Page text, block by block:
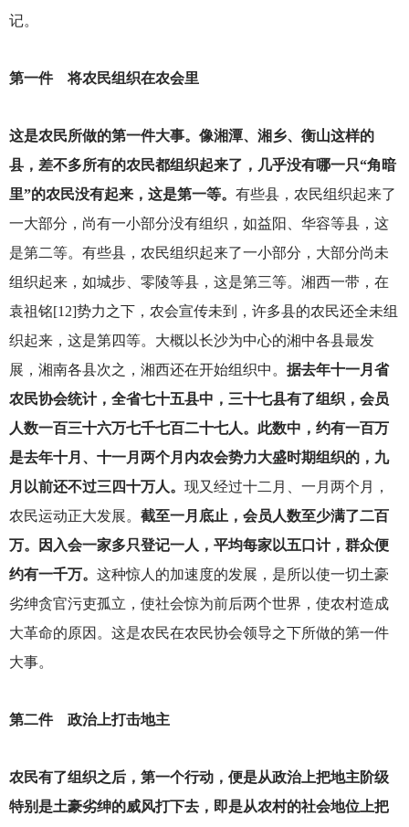
记。
第一件 将农民组织在农会里
这是农民所做的第一件大事。像湘潭、湘乡、衡山这样的
县，差不多所有的农民都组织起来了，几乎没有哪一只“角暗
里”的农民没有起来，这是第一等。 有些县，农民组织起来了
一大部分，尚有一小部分没有组织，如益阳、华容等县，这
是第二等。有些县，农民组织起来了一小部分，大部分尚未
组织起来，如城步、零陵等县，这是第三等。湘西一带，在
袁祖铭[12]势力之下，农会宣传未到，许多县的农民还全未组
织起来，这是第四等。大概以长沙为中心的湘中各县最发
展，湘南各县次之，湘西还在开始组织中。 据去年十一月省
农民协会统计，全省七十五县中，三十七县有了组织，会员
人数一百三十六万七千七百二十七人。此数中，约有一百万
是去年十月、十一月两个月内农会势力大盛时期组织的，九
月以前还不过三四十万人。 现又经过十二月、一月两个月，
农民运动正大发展。 截至一月底止，会员人数至少满了二百
万。因入会一家多只登记一人，平均每家以五口计，群众便
约有一千万。 这种惊人的加速度的发展，是所以使一切土豪
劣绅贪官污吏孤立，使社会惊为前后两个世界，使农村造成
大革命的原因。这是农民在农民协会领导之下所做的第一件
大事。
第二件 政治上打击地主
农民有了组织之后，第一个行动，便是从政治上把地主阶级
特别是土豪劣绅的威风打下去，即是从农村的社会地位上把